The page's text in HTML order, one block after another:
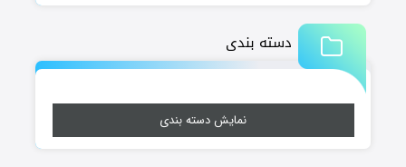
دسته بندی
نمایش دسته بندی